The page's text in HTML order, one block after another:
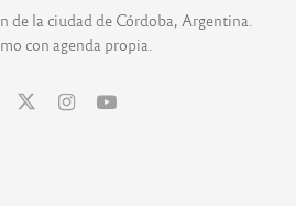
de la ciudad de Córdoba, Argentina.
con agenda propia.